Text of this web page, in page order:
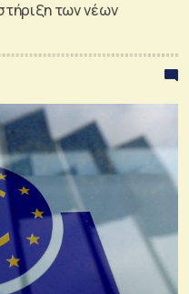
των νέων